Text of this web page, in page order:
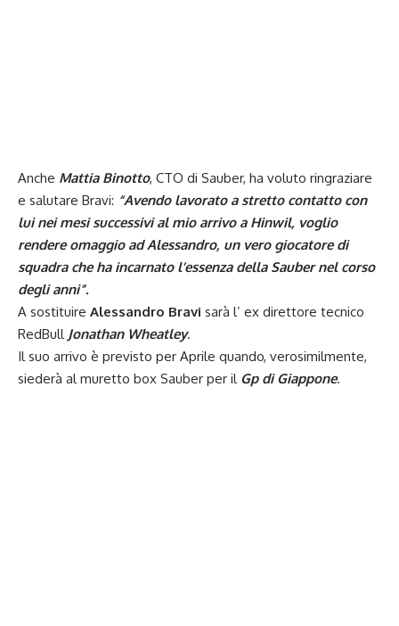
Anche Mattia Binotto, CTO di Sauber, ha voluto ringraziare
e salutare Bravi: “Avendo lavorato a stretto contatto con
lui nei mesi successivi al mio arrivo a Hinwil, voglio
rendere omaggio ad Alessandro, un vero giocatore di
squadra che ha incarnato l’essenza della Sauber nel corso
degli anni”.
A sostituire Alessandro Bravi sarà l’ ex direttore tecnico
RedBull Jonathan Wheatley.
Il suo arrivo è previsto per Aprile quando, verosimilmente,
siederà al muretto box Sauber per il Gp di Giappone.